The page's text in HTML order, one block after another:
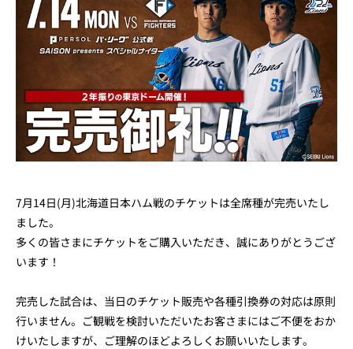
7月14日(月)北海道日本ハム戦のチケットは全席種が完売いたし
ました。
多くの皆さまにチケットをご購入いただき、誠にありがとうござ
います！
完売した試合は、当日のチケット販売や各種引換券の対応は原則
行いません。ご観戦を検討いただいたお客さまにはご不便をおか
けいたしますが、ご理解のほどよろしくお願いいたします。